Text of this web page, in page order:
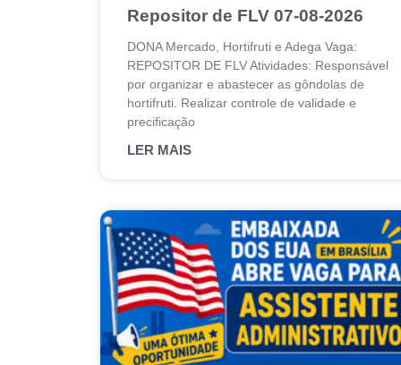
Repositor de FLV 07-08-2026
DONA Mercado, Hortifruti e Adega Vaga:
REPOSITOR DE FLV Atividades: Responsável
por organizar e abastecer as gôndolas de
hortifruti. Realizar controle de validade e
precificação
LER MAIS